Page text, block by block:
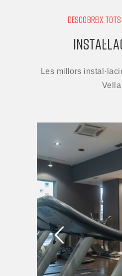
DESCOBREIX
Les millors
Vella